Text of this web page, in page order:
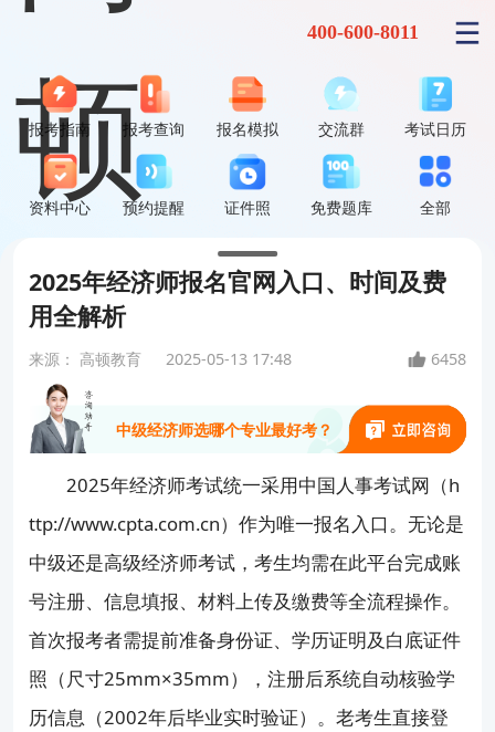
400-600-8011
报考指南 报考查询 报名模拟 交流群 考试日历
资料中心 预约提醒 证件照 免费题库 全部
2025年经济师报名官网入口、时间及费
用全解析
来源： 高顿教育 2025-05-13 17:48 6458
中级经济师到底难不难？
能升职加薪、评职称、领补贴吗？
中级经济师选哪个专业最好考？
上班族怎么高效备考？
考过之后怎么领证、怎么评职称？
2025年经济师考试统一采用中国人事考试网（h
ttp://www.cpta.com.cn）作为唯一报名入口。无论是
中级还是高级经济师考试，考生均需在此平台完成账
号注册、信息填报、材料上传及缴费等全流程操作。
首次报考者需提前准备身份证、学历证明及白底证件
照（尺寸25mm×35mm），注册后系统自动核验学
历信息（2002年后毕业实时验证）。老考生直接登